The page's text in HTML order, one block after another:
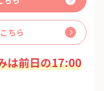
ちら
は前日の17:00